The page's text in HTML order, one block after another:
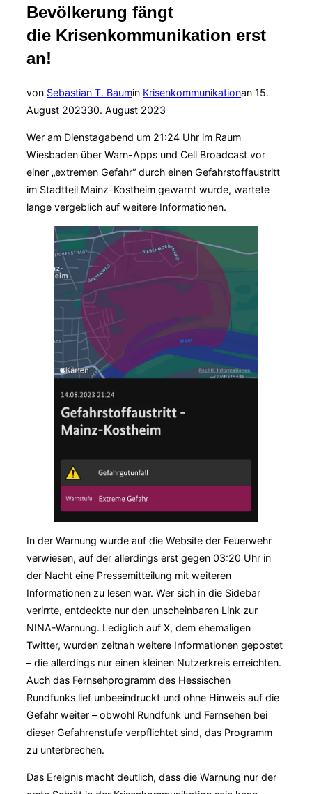
Bevölkerung fängt
die Krisenkommunikation erst
an!
von Sebastian T. Baumin Krisenkommunikationan 15.
August 202330. August 2023
Wer am Dienstagabend um 21:24 Uhr im Raum
Wiesbaden über Warn-Apps und Cell Broadcast vor
einer „extremen Gefahr“ durch einen Gefahrstoffaustritt
im Stadtteil Mainz-Kostheim gewarnt wurde, wartete
lange vergeblich auf weitere Informationen.
In der Warnung wurde auf die Website der Feuerwehr
verwiesen, auf der allerdings erst gegen 03:20 Uhr in
der Nacht eine Pressemitteilung mit weiteren
Informationen zu lesen war. Wer sich in die Sidebar
verirrte, entdeckte nur den unscheinbaren Link zur
NINA-Warnung. Lediglich auf X, dem ehemaligen
Twitter, wurden zeitnah weitere Informationen gepostet
– die allerdings nur einen kleinen Nutzerkreis erreichten.
Auch das Fernsehprogramm des Hessischen
Rundfunks lief unbeeindruckt und ohne Hinweis auf die
Gefahr weiter – obwohl Rundfunk und Fernsehen bei
dieser Gefahrenstufe verpflichtet sind, das Programm
zu unterbrechen.
Das Ereignis macht deutlich, dass die Warnung nur der